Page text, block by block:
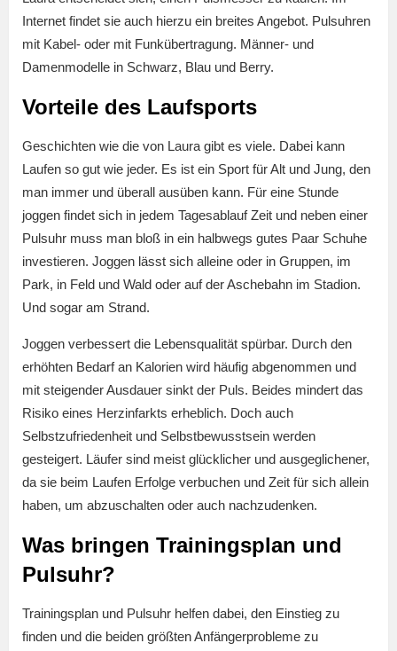
Internet findet sie auch hierzu ein breites Angebot. Pulsuhren
mit Kabel- oder mit Funkübertragung. Männer- und
Damenmodelle in Schwarz, Blau und Berry.
Vorteile des Laufsports
Geschichten wie die von Laura gibt es viele. Dabei kann
Laufen so gut wie jeder. Es ist ein Sport für Alt und Jung, den
man immer und überall ausüben kann. Für eine Stunde
joggen findet sich in jedem Tagesablauf Zeit und neben einer
Pulsuhr muss man bloß in ein halbwegs gutes Paar Schuhe
investieren. Joggen lässt sich alleine oder in Gruppen, im
Park, in Feld und Wald oder auf der Aschebahn im Stadion.
Und sogar am Strand.
Joggen verbessert die Lebensqualität spürbar. Durch den
erhöhten Bedarf an Kalorien wird häufig abgenommen und
mit steigender Ausdauer sinkt der Puls. Beides mindert das
Risiko eines Herzinfarkts erheblich. Doch auch
Selbstzufriedenheit und Selbstbewusstsein werden
gesteigert. Läufer sind meist glücklicher und ausgeglichener,
da sie beim Laufen Erfolge verbuchen und Zeit für sich allein
haben, um abzuschalten oder auch nachzudenken.
Was bringen Trainingsplan und
Pulsuhr?
Trainingsplan und Pulsuhr helfen dabei, den Einstieg zu
finden und die beiden größten Anfängerprobleme zu